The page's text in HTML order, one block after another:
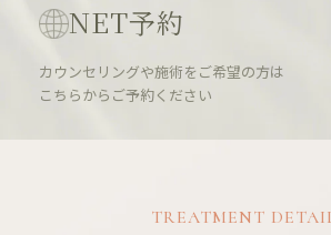
NET予約
カウンセリングや施術をご希望の方は
こちらからご予約ください
TREATMENT